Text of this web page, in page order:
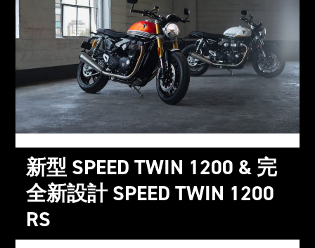
新型 SPEED TWIN 1200 & 完
全新設計 SPEED TWIN 1200
RS